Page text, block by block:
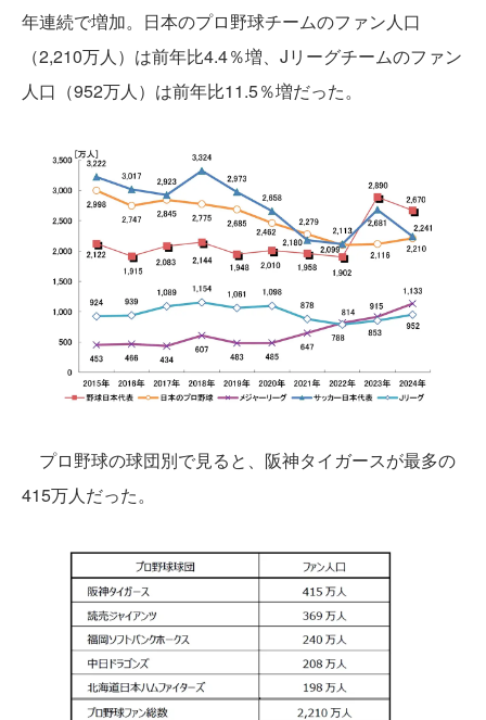
年連続で増加。日本のプロ野球チームのファン人口
（2,210万人）は前年比4.4％増、Jリーグチームのファン
人口（952万人）は前年比11.5％増だった。
プロ野球の球団別で見ると、阪神タイガースが最多の
415万人だった。